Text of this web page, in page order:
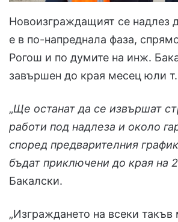
Новоизграждащият се надлез
е в по-напреднала фаза,
Рогош и по думите на инж.
завършен до края месец юли
„Ще останат да се извършат
работи под надлеза и около
според предварителния
бъдат приключени до края на
Бакалски.
„Изграждането на всеки